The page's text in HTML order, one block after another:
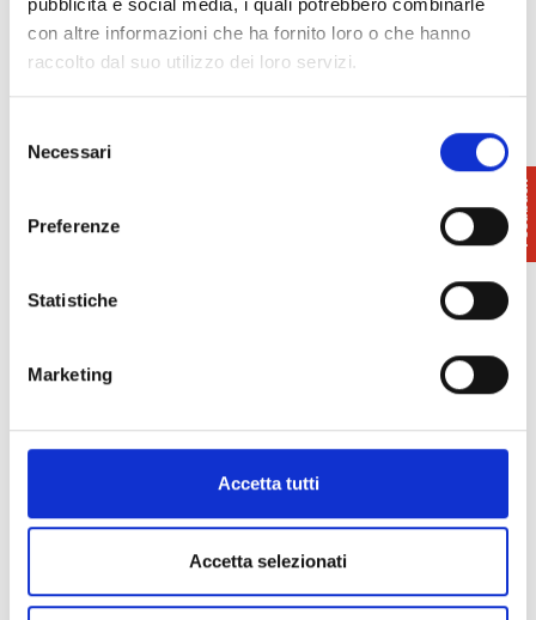
pubblicità e social media, i quali potrebbero combinarle
con altre informazioni che ha fornito loro o che hanno
raccolto dal suo utilizzo dei loro servizi.
delNecessari
Preferenze
Statistiche
Marketing
Accetta tutti
Accetta selezionati